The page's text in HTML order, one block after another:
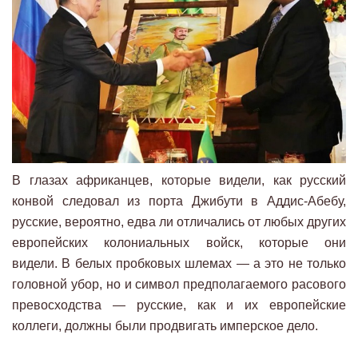
В глазах африканцев, которые видели, как русский
конвой следовал из порта Джибути в Аддис-Абебу,
русские, вероятно, едва ли отличались от любых других
европейских колониальных войск, которые они
видели. В белых пробковых шлемах — а это не только
головной убор, но и символ предполагаемого расового
превосходства — русские, как и их европейские
коллеги, должны были продвигать имперское дело.